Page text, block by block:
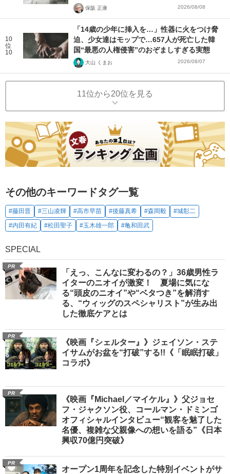
保阪 正康 2026/08/08
10
位
10
「14歳の少年に挿入を…」性器に火をつけ脅
迫、少女達はモップで…657人が死亡した韓
国“最悪の人権侵害”のおぞましすぎる実態
大山 くまお 2026/08/07
11位から20位を見る
その他のキーワードタグ一覧
#藤田晋 #三山凌輝 #高市早苗 #後藤真希 #森岡毅
#城彰二
#内田有紀
#松田聖子 #玉木雄一郎 #亀和田武
SPECIAL
PR
「えっ、こんなに変わるの？」36歳男性ラ
イターのニオイが激変！ 夏場に気にな
る“頭皮のニオイ”や“ベタつき”を解消す
る、“ウィッグのスペシャリスト”が生み出
した徹底ケアとは
PR
《映画『シェルター』》ジェイソン・ステ
イサムがお盆を“打破”する!!《「眠眠打破」
コラボ》
PR
《映画『Michael／マイケル』》父ジョセ
フ・ジャクソン役、コールマン・ドミンゴ
オフィシャルインタビュー“観客を魅了した
名優、複雑な父親像への想いを語る”《日本
興収70億円突破》
PR
オープン1周年を記念した特別イベントがサ